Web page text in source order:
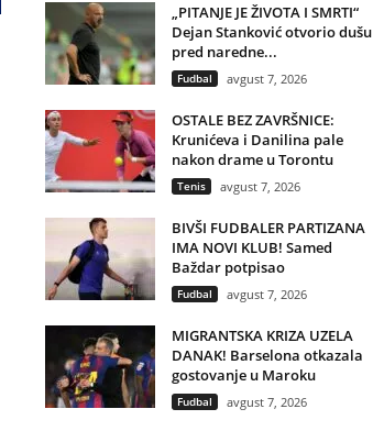
„PITANJE JE ŽIVOTA I SMRTI“
Dejan Stanković otvorio dušu
pred naredne...
Fudbal avgust 7, 2026
OSTALE BEZ ZAVRŠNICE:
Krunićeva i Danilina pale
nakon drame u Torontu
Tenis avgust 7, 2026
BIVŠI FUDBALER PARTIZANA
IMA NOVI KLUB! Samed
Baždar potpisao
Fudbal avgust 7, 2026
MIGRANTSKA KRIZA UZELA
DANAK! Barselona otkazala
gostovanje u Maroku
Fudbal avgust 7, 2026